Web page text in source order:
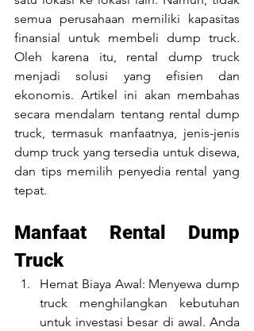
semua perusahaan memiliki kapasitas
finansial untuk membeli dump truck.
Oleh karena itu, rental dump truck
menjadi solusi yang efisien dan
ekonomis. Artikel ini akan membahas
secara mendalam tentang rental dump
truck, termasuk manfaatnya, jenis-jenis
dump truck yang tersedia untuk disewa,
dan tips memilih penyedia rental yang
tepat.
Manfaat Rental Dump
Truck
Hemat Biaya Awal: Menyewa dump
truck menghilangkan kebutuhan
untuk investasi besar di awal. Anda